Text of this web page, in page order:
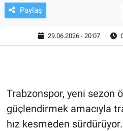
Paylaş
29.06.2026 - 20:07
Trabzonspor, yeni sezon
güçlendirmek amacıyla
hız kesmeden
KÜLTÜR SANAT
ASAYİŞ
ÇEVRE